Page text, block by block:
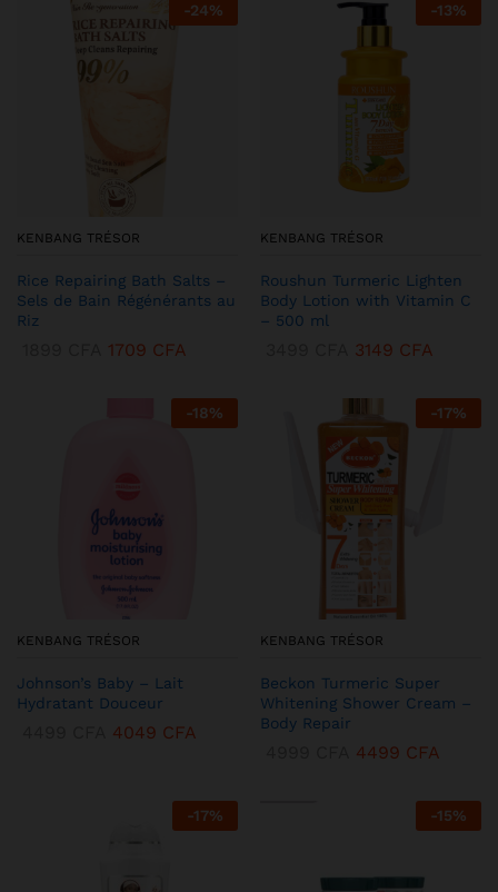
-24%
KENBANG TRÉSOR
Rice Repairing Bath Salts –
Sels de Bain Régénérants au
Riz
1709 CFA
-13%
KENBANG TRÉSOR
Roushun Turmeric Lighten
Body Lotion with Vitamin C
– 500 ml
3149 CFA
-18%
KENBANG TRÉSOR
Johnson’s Baby – Lait
Hydratant Douceur
4049 CFA
-17%
KENBANG TRÉSOR
Beckon Turmeric Super
Whitening Shower Cream –
Body Repair
4499 CFA
-17% -15%